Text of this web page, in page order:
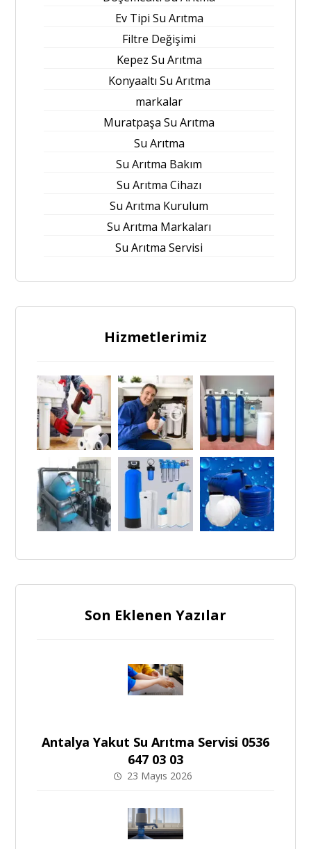
Ev Tipi Su Arıtma
Filtre Değişimi
Kepez Su Arıtma
Konyaaltı Su Arıtma
markalar
Muratpaşa Su Arıtma
Su Arıtma
Su Arıtma Bakım
Su Arıtma Cihazı
Su Arıtma Kurulum
Su Arıtma Markaları
Su Arıtma Servisi
Hizmetlerimiz
Son Eklenen Yazılar
Antalya Yakut Su Arıtma Servisi 0536
647 03 03
23 Mayıs 2026